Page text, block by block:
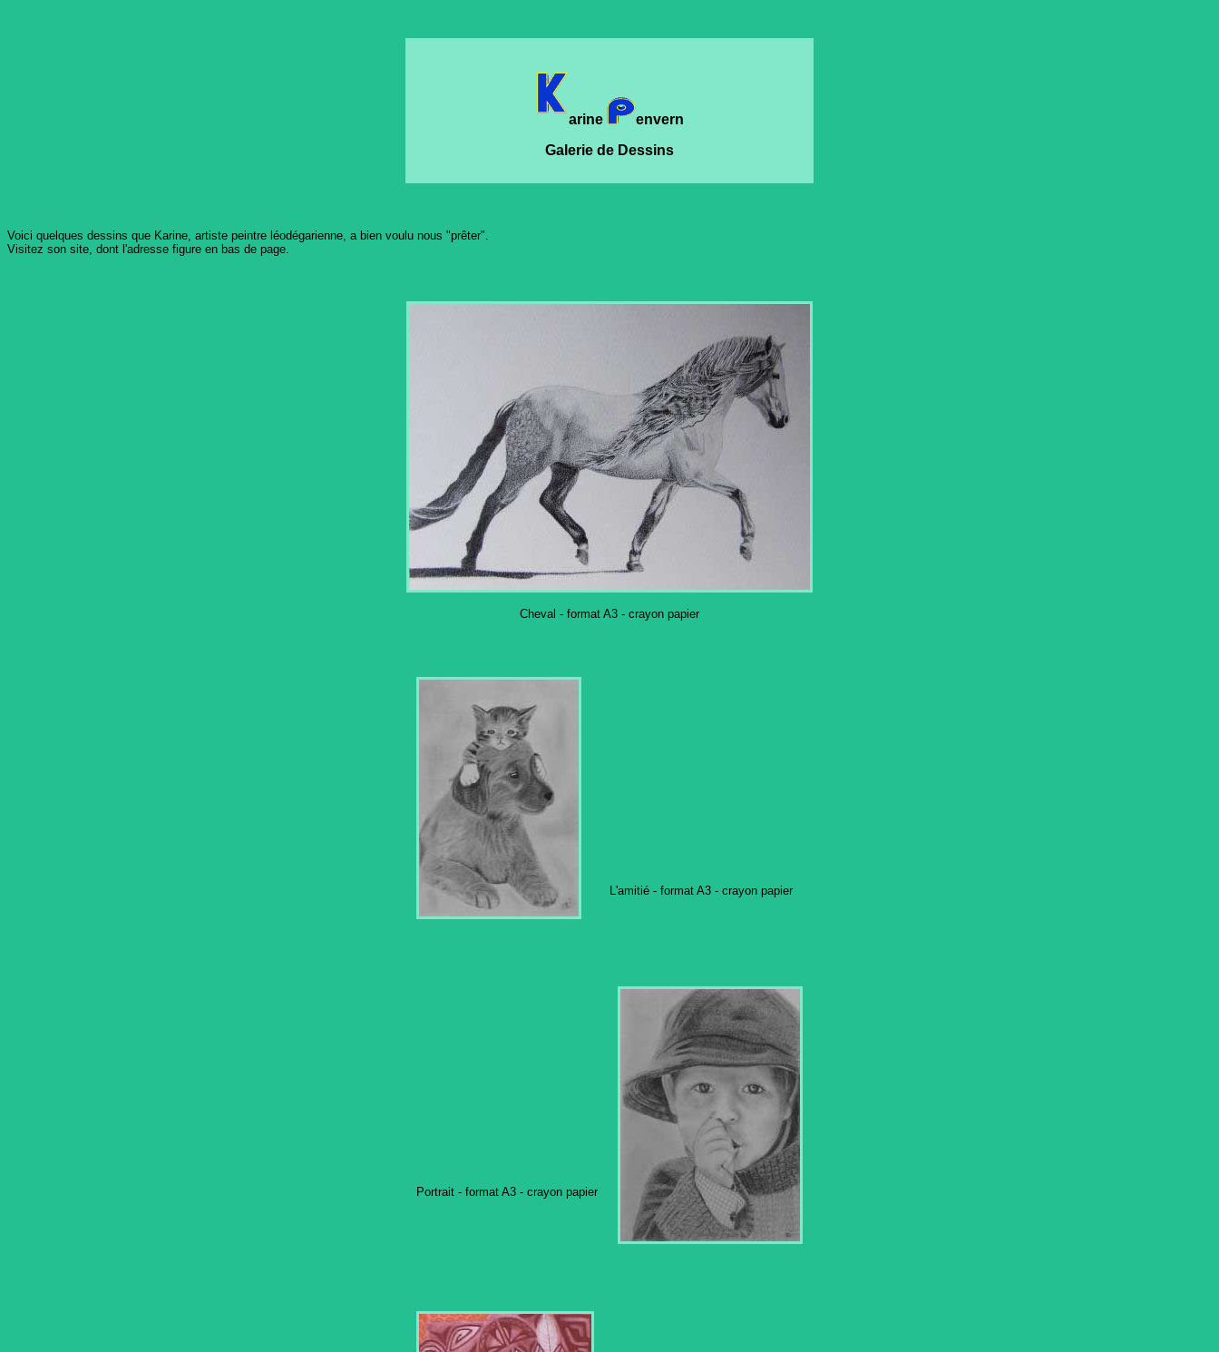
arine
envern
Galerie de Dessins
Voici quelques dessins que Karine, artiste peintre léodégarienne, a bien voulu nous "prêter".
Visitez son site, dont l'adresse figure en bas de page.
Cheval - format A3 - crayon papier
L'amitié - format A3 - crayon papier
Portrait - format A3 - crayon papier